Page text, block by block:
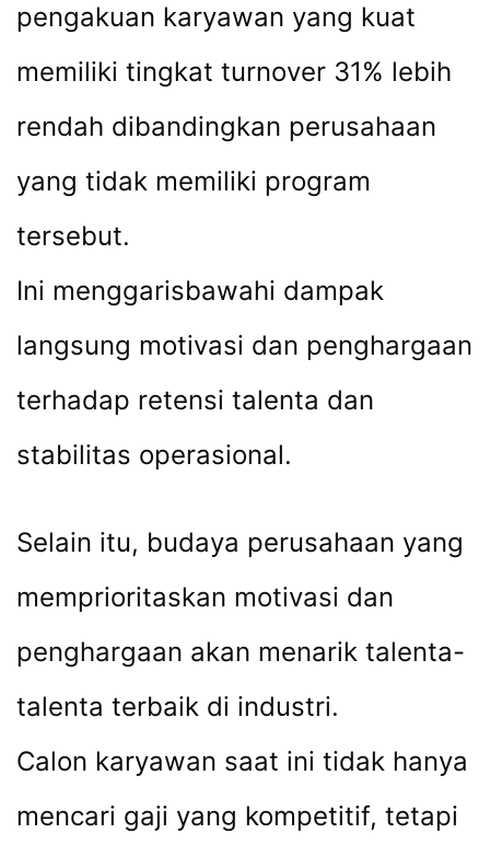
pengakuan karyawan yang kuat
memiliki tingkat turnover 31% lebih
rendah dibandingkan perusahaan
yang tidak memiliki program
tersebut.
Ini menggarisbawahi dampak
langsung motivasi dan penghargaan
terhadap retensi talenta dan
stabilitas operasional.
Selain itu, budaya perusahaan yang
memprioritaskan motivasi dan
penghargaan akan menarik talenta-
talenta terbaik di industri.
Calon karyawan saat ini tidak hanya
mencari gaji yang kompetitif, tetapi